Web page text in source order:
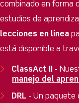
combinado en forma
estudios de
lecciones en línea
está disponible a
ClassAct II -
manejo del
DRL - Un paquete